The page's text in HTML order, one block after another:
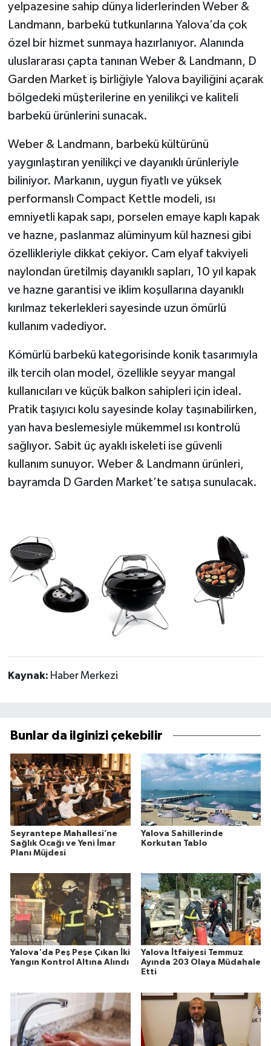
yelpazesine sahip dünya liderlerinden Weber &
Landmann, barbekü tutkunlarına Yalova’da çok
özel bir hizmet sunmaya hazırlanıyor. Alanında
uluslararası çapta tanınan Weber & Landmann, D
Garden Market iş birliğiyle Yalova bayiliğini açarak
bölgedeki müşterilerine en yenilikçi ve kaliteli
barbekü ürünlerini sunacak.
Weber & Landmann, barbekü kültürünü
yaygınlaştıran yenilikçi ve dayanıklı ürünleriyle
biliniyor. Markanın, uygun fiyatlı ve yüksek
performanslı Compact Kettle modeli, ısı
emniyetli kapak sapı, porselen emaye kaplı kapak
ve hazne, paslanmaz alüminyum kül haznesi gibi
özellikleriyle dikkat çekiyor. Cam elyaf takviyeli
naylondan üretilmiş dayanıklı sapları, 10 yıl kapak
ve hazne garantisi ve iklim koşullarına dayanıklı
kırılmaz tekerlekleri sayesinde uzun ömürlü
kullanım vadediyor.
Kömürlü barbekü kategorisinde konik tasarımıyla
ilk tercih olan model, özellikle seyyar mangal
kullanıcıları ve küçük balkon sahipleri için ideal.
Pratik taşıyıcı kolu sayesinde kolay taşınabilirken,
yan hava beslemesiyle mükemmel ısı kontrolü
sağlıyor. Sabit üç ayaklı iskeleti ise güvenli
kullanım sunuyor. Weber & Landmann ürünleri,
bayramda D Garden Market’te satışa sunulacak.
Kaynak: Haber Merkezi
Bunlar da ilginizi çekebilir
Seyrantepe Mahallesi’ne
Sağlık Ocağı ve Yeni İmar
Planı Müjdesi
Yalova Sahillerinde
Korkutan Tablo
Yalova'da Peş Peşe Çıkan İki
Yangın Kontrol Altına Alındı
Yalova İtfaiyesi Temmuz
Ayında 203 Olaya Müdahale
Etti